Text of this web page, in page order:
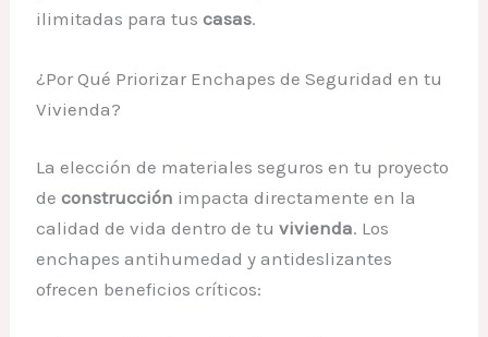
ilimitadas para tuscasas.
¿Por Qué Priorizar Enchapes de Seguridad en tu
Vivienda?
La elección de materiales seguros en tu proyecto
deconstrucción impacta directamente en la
calidad de vida dentro de tuvivienda. Los
enchapes antihumedad y antideslizantes
ofrecen beneficios críticos: